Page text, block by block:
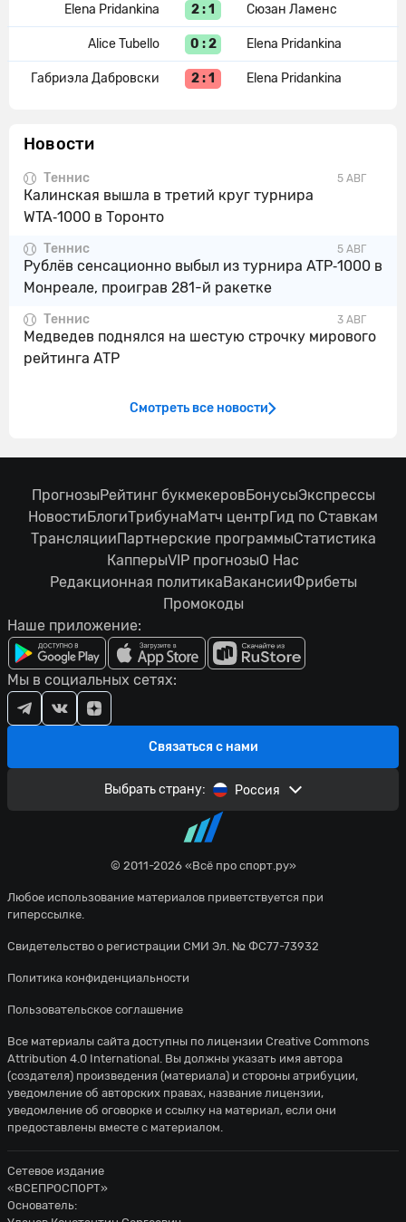
Elena Pridankina 2 : 1 Сюзан Ламенс
Alice Tubello 0 : 2 Elena Pridankina
Габриэла Дабровски 2 : 1 Elena Pridankina
Новости
5 АВГ
Теннис
Калинская вышла в третий круг турнира
WTA‑1000 в Торонто
5 АВГ
Теннис
Рублёв сенсационно выбыл из турнира ATP‑1000 в
Монреале, проиграв 281-й ракетке
3 АВГ
Теннис
Медведев поднялся на шестую строчку мирового
рейтинга ATP
Смотреть все новости
© 2011-2026 «Всё про спорт.ру»
Любое использование материалов приветствуется при
гиперссылке.
Свидетельство о регистрации СМИ Эл. № ФС77-73932
Политика конфиденциальности
Пользовательское соглашение
ПрогнозыРейтинг букмекеровБонусыЭкспрессы
НовостиБлогиТрибунаМатч центрГид по Ставкам
ТрансляцииПартнерские программыСтатистика
КапперыVIP прогнозыО Нас
Редакционная политикаВакансииФрибеты
Промокоды
Наше приложение:
Связаться с нами
Мы в социальных сетях:
Выбрать страну: Россия
Все материалы сайта доступны по лицензии Creative Commons
Attribution 4.0 International. Вы должны указать имя автора
(создателя) произведения (материала) и стороны атрибуции,
уведомление об авторских правах, название лицензии,
уведомление об оговорке и ссылку на материал, если они
предоставлены вместе с материалом.
Сетевое издание
«ВСЕПРОСПОРТ»
Основатель: